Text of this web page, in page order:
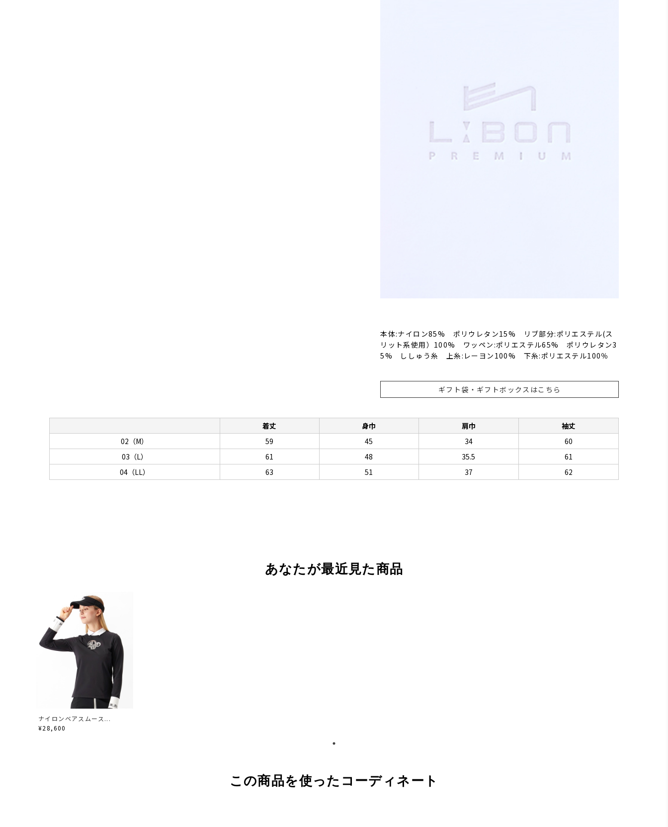
本体:ナイロン85% ポリウレタン15% リブ部分:ポリエステル(ス
リット系使用）100% ワッペン:ポリエステル65% ポリウレタン3
5% ししゅう糸 上糸:レーヨン100% 下糸:ポリエステル100％
ギフト袋・ギフトボックスはこちら
着丈 身巾 肩巾
袖丈
02（M）
59 45 34
60
03（L）
61 48 35.5
61
04（LL）
63 51 37 62
あなたが最近見た商品
ナイロンベアスムース...
¥28,600
この商品を使ったコーディネート